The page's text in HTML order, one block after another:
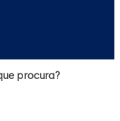
procura?